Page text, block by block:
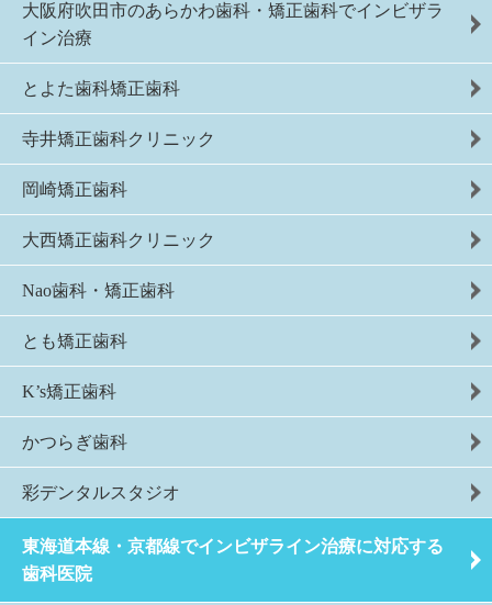
大阪府吹田市のあらかわ歯科・矯正歯科でインビザラ
イン治療
とよた歯科矯正歯科
寺井矯正歯科クリニック
岡崎矯正歯科
大西矯正歯科クリニック
Nao歯科・矯正歯科
とも矯正歯科
K’s矯正歯科
かつらぎ歯科
彩デンタルスタジオ
東海道本線・京都線でインビザライン治療に対応する
歯科医院